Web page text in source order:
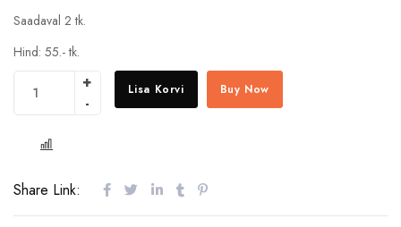
Saadaval 2 tk.
Hind: 55.- tk.
Lisa Korvi Buy Now
Share Link: